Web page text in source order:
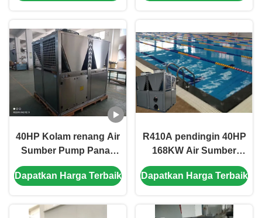
40HP Kolam renang Air
Sumber Pump Panas
304 Lembar Logam 304
Shell Titanium Tabung
Dapatkan Harga Terbaik
R410A pendingin 40HP
168KW Air Sumber
Pump Panas Untuk
Kolam Renang
Dapatkan Harga Terbaik